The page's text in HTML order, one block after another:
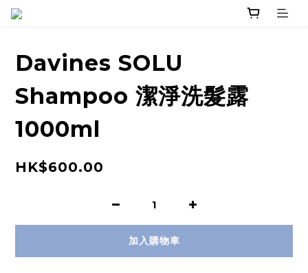
Davines SOLU
Shampoo 潔淨洗髮露
1000ml
HK$600.00
加入購物車